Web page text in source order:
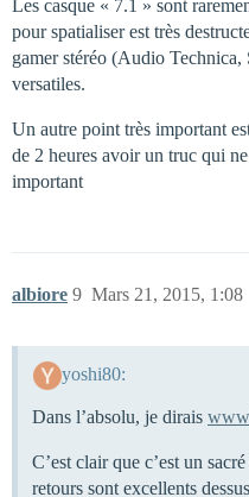
Les casque « 7.1 » sont
pour spatialiser est très
gamer stéréo (Audio
versatiles.
Un autre point très important
de 2 heures avoir un truc qui
important
albiore Mars 21, 2015, 1:08
9
yoshi80:
Dans l’absolu, je dirais
C’est clair que c’est un
retours sont excellents